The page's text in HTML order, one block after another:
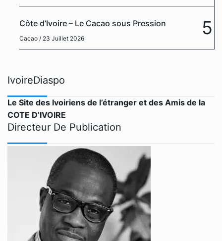
Côte d’Ivoire – Le Cacao sous Pression
Cacao / 23 Juillet 2026 5
IvoireDiaspo
Le Site des Ivoiriens de l’étranger et des Amis de la
COTE D’IVOIRE
Directeur De Publication